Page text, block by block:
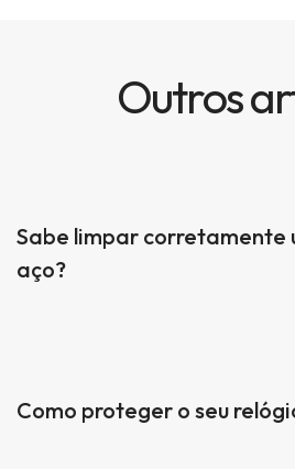
Outros
Sabe limpar corretamente
aço?
Como proteger o seu